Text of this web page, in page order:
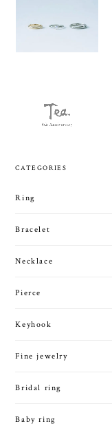
CATEGORIES
Ring
Bracelet
Necklace
Pierce
Keyhook
Fine jewelry
Bridal ring
Baby ring